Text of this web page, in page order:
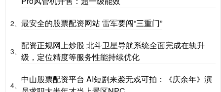
2、 最安全的股票配资网站 雷军要闯“三重门”
3、
配资正规网上炒股 北斗卫星导航系统全面完成在轨升
级，定位精度等服务性能持续优化
4、
中山股票配资平台 AI短剧来袭无戏可拍：《庆余年》演